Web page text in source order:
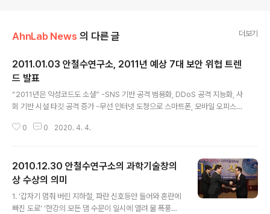
AhnLab News 의 다른 글 더보기
2011.01.03 안철수연구소, 2011년 예상 7대 보안 위협 트렌
드 발표
“2011년은 악성코드도 소셜” -SNS 기반 공격 범용화, DDoS 공격 지능화, 사
회 기반 시설 타깃 공격 증가 -무선 인터넷 도청으로 스마트폰, 모바일 오피스
연구소(대표 김홍선, www.ahnlab.com, 약칭 ‘안랩’)는 3일 ‘2011년 예상 7
시설 겨냥한 타깃형 공격 증가 ▶금전 노린 스마트폰 위협 증가 ▶무선 인터넷
취약점 노린 위협 등장 ▶클라우드, 가상화 기술 이용한 보안 위협 등장 ▶제로
데이 공격 기법 고도화 등이다. 1. SNS 활용한 다양한 공..
0 0 2020. 4. 4.
2010.12.30 안철수연구소의 과학기술창의
상 수상의 의미
1. '갑자기 멈춰 버린 지하철, 파란 신호등만 들어와 혼란에
빠진 도로' '한강의 모든 댐 수문이 일시에 열려 물 폭풍을